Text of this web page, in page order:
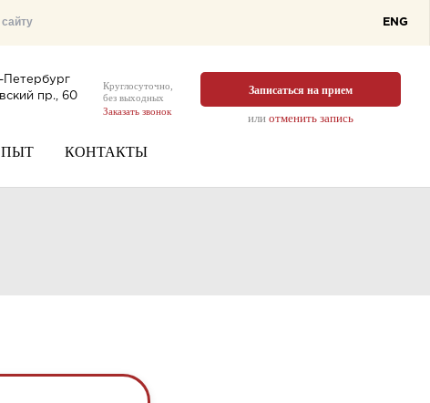
ENG
пр., 60
Круглосуточно,
без выходных
Заказать звонок
Записаться на прием
или отменить запись
КОНТАКТЫ